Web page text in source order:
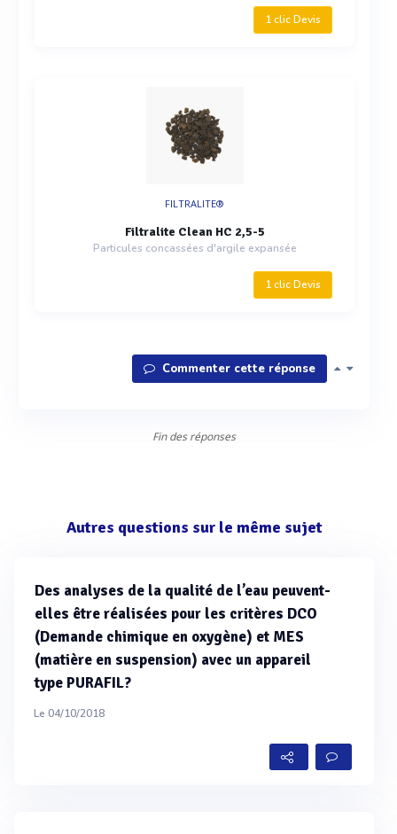
1 clic Devis
FILTRALITE®
Filtralite Clean HC 2,5-5
Particules concassées d'argile expansée
1 clic Devis
Commenter cette réponse
Fin des réponses
Autres questions sur le même sujet
Des analyses de la qualité de l’eau peuvent-
elles être réalisées pour les critères DCO
(Demande chimique en oxygène) et MES
(matière en suspension) avec un appareil
type PURAFIL?
Le 04/10/2018